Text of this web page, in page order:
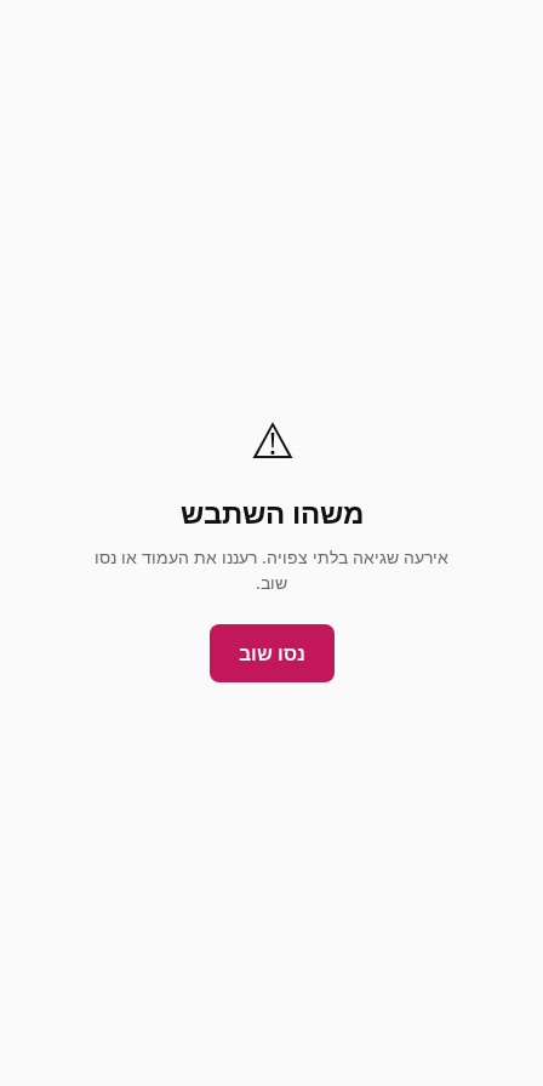
⚠️
משהו השתבש
אירעה שגיאה בלתי צפויה. רעננו את העמוד או נסו
שוב.
נסו שוב